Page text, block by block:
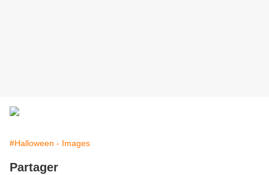
#Halloween - Images
Partager